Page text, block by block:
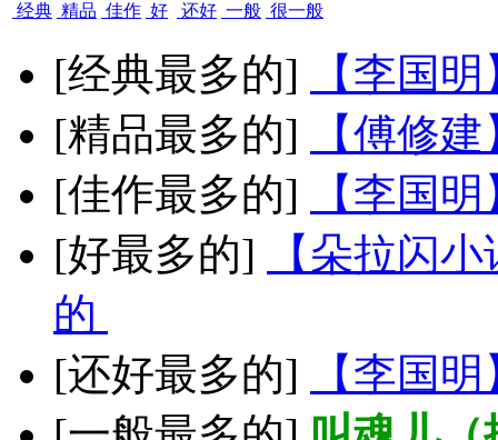
经典 精品 佳作 好 还好 一般 很一般
[经典最多的]
【李国
[精品最多的]
【傅修
[佳作最多的]
【李国
[好最多的]
【朵拉闪
的
[还好最多的]
【李国